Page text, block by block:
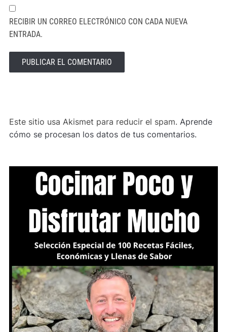
RECIBIR UN CORREO ELECTRÓNICO CON CADA NUEVA
ENTRADA.
Este sitio usa Akismet para reducir el spam. Aprende
cómo se procesan los datos de tus comentarios.